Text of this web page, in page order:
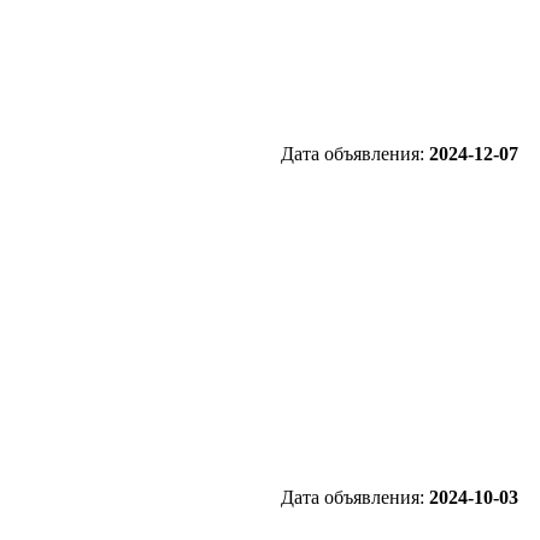
Дата объявления: 2024-12-07
Дата объявления: 2024-10-03